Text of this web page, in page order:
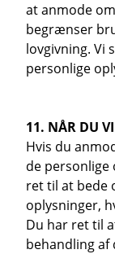
at anmode
begrænser
lovgivning. Vi
personlige
11. NÅR DU
Hvis du
de personlige
ret til at bede
oplysninger,
Du har ret til
behandling af